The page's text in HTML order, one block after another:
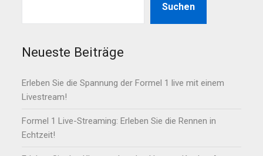
Suchen
Neueste Beiträge
Erleben Sie die Spannung der Formel 1 live mit einem
Livestream!
Formel 1 Live-Streaming: Erleben Sie die Rennen in
Echtzeit!